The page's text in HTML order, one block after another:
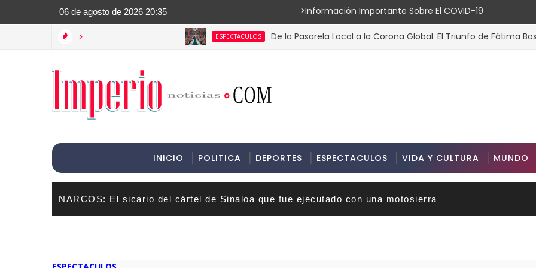
>Información Importante Sobre El COVID-19
> ESPECTACULOS De la Pasarela Local a la Corona Global: El Triunfo de Fátima Bosch en
INICIO POLITICA DEPORTES ESPECTACULOS VIDA Y CULTURA MUNDO
NARCOS: El sicario del cártel de Sinaloa que fue ejecutado con una motosierra